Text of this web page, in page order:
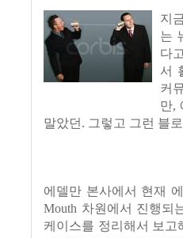
지
는
다
서
커
만,
말았던. 그렇고 그런 블
에델만 본사에서 현재
Mouth 차원에서 진행되
케이스를 정리해서 보